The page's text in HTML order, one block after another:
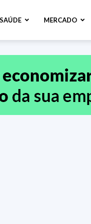
MERCADO